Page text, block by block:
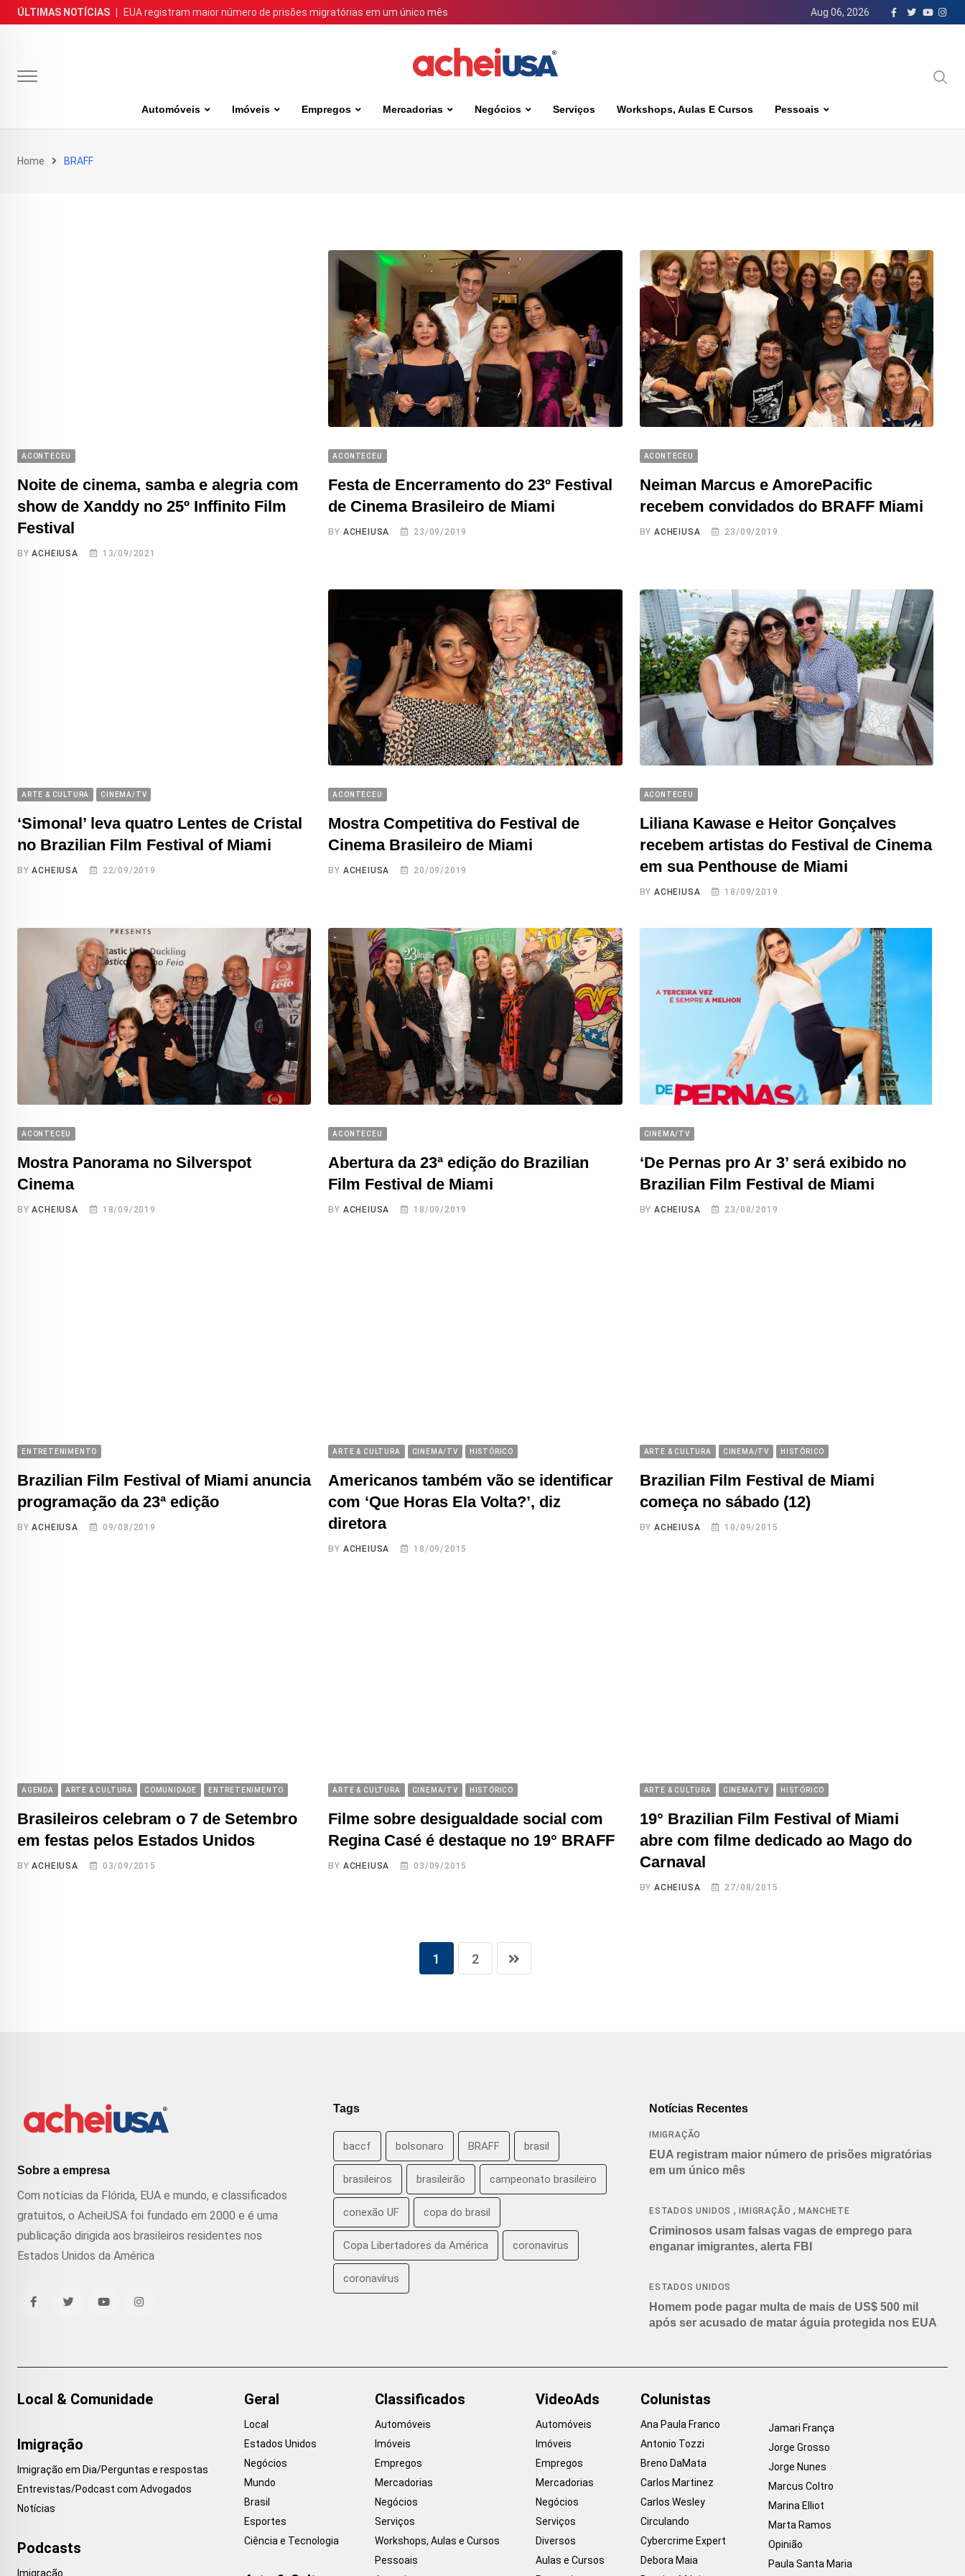
Skip
to
ÚLTIMAS NOTÍCIAS EUA registram maior número de prisões migratórias em um único mês Aug 06, 2026
Automóveis Imóveis Empregos Mercadorias Negócios Serviços Workshops, Aulas E Cursos Pessoais
Home BRAFF
ACONTECEU
Noite de cinema, samba e alegria com
show de Xanddy no 25º Inffinito Film
Festival
BYACHEIUSA 13/09/2021
ACONTECEU
Festa de Encerramento do 23º Festival
de Cinema Brasileiro de Miami
BY ACHEIUSA 23/09/2019
ACONTECEU
Neiman Marcus e AmorePacific
recebem convidados do BRAFF Miami
BYACHEIUSA 23/09/2019
ARTE & CULTURA CINEMA/TV
‘Simonal’ leva quatro Lentes de Cristal
no Brazilian Film Festival of Miami
BYACHEIUSA 22/09/2019
ACONTECEU
Mostra Competitiva do Festival de
Cinema Brasileiro de Miami
BY ACHEIUSA 20/09/2019
ACONTECEU
Liliana Kawase e Heitor Gonçalves
recebem artistas do Festival de Cinema
em sua Penthouse de Miami
BYACHEIUSA 18/09/2019
ACONTECEU
Mostra Panorama no Silverspot
Cinema
BYACHEIUSA 18/09/2019
ACONTECEU
Abertura da 23ª edição do Brazilian
Film Festival de Miami
BY ACHEIUSA 18/09/2019
CINEMA/TV
‘De Pernas pro Ar 3’ será exibido no
Brazilian Film Festival de Miami
BYACHEIUSA 23/08/2019
ENTRETENIMENTO
Brazilian Film Festival of Miami anuncia
programação da 23ª edição
BYACHEIUSA 09/08/2019
ARTE & CULTURA CINEMA/TV HISTÓRICO
Americanos também vão se identificar
com ‘Que Horas Ela Volta?’, diz
diretora
BY ACHEIUSA 18/09/2015
ARTE & CULTURA CINEMA/TV HISTÓRICO
Brazilian Film Festival de Miami
começa no sábado (12)
BYACHEIUSA 10/09/2015
AGENDA ARTE & CULTURA COMUNIDADE ENTRETENIMENTO
Brasileiros celebram o 7 de Setembro
em festas pelos Estados Unidos
BYACHEIUSA 03/09/2015
ARTE & CULTURA CINEMA/TV HISTÓRICO
Filme sobre desigualdade social com
Regina Casé é destaque no 19° BRAFF
BY ACHEIUSA 03/09/2015
ARTE & CULTURA CINEMA/TV HISTÓRICO
19° Brazilian Film Festival of Miami
abre com filme dedicado ao Mago do
Carnaval
BYACHEIUSA 27/08/2015
1 2
Sobre a empresa
Com notícias da Flórida, EUA e mundo, e classificados
gratuitos, o AcheiUSA foi fundado em 2000 e é uma
publicação dirigida aos brasileiros residentes nos
Estados Unidos da América
Tags
baccf bolsonaro BRAFF brasil
brasileiros brasileirão campeonato brasileiro
conexão UF copa do brasil
Copa Libertadores da América coronavirus
coronavírus
Notícias Recentes
IMIGRAÇÃO
EUA registram maior número de prisões migratórias
em um único mês
ESTADOS UNIDOS , IMIGRAÇÃO ,MANCHETE
Criminosos usam falsas vagas de emprego para
enganar imigrantes, alerta FBI
ESTADOS UNIDOS
Homem pode pagar multa de mais de US$ 500 mil
após ser acusado de matar águia protegida nos EUA
Local & Comunidade
Imigração
Imigração em Dia/Perguntas e respostas
Entrevistas/Podcast com Advogados
Notícias
Podcasts
Imigração
Geral
Local
Estados Unidos
Negócios
Mundo
Brasil
Esportes
Ciência e Tecnologia
Classificados
Automóveis
Imóveis
Empregos
Mercadorias
Negócios
Serviços
Workshops, Aulas e Cursos
Pessoais
VideoAds
Automóveis
Imóveis
Empregos
Mercadorias
Negócios
Serviços
Diversos
Aulas e Cursos
Colunistas
Ana Paula Franco
Antonio Tozzi
Breno DaMata
Carlos Martinez
Carlos Wesley
Circulando
Cybercrime Expert
Debora Maia
Jamari França
Jorge Grosso
Jorge Nunes
Marcus Coltro
Marina Elliot
Marta Ramos
Opinião
Paula Santa Maria